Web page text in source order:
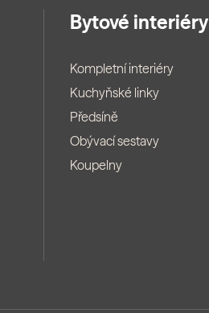
Bytové interiéry
Kompletní interiéry
Kuchyňské linky
Předsíně
Obývací sestavy
Koupelny